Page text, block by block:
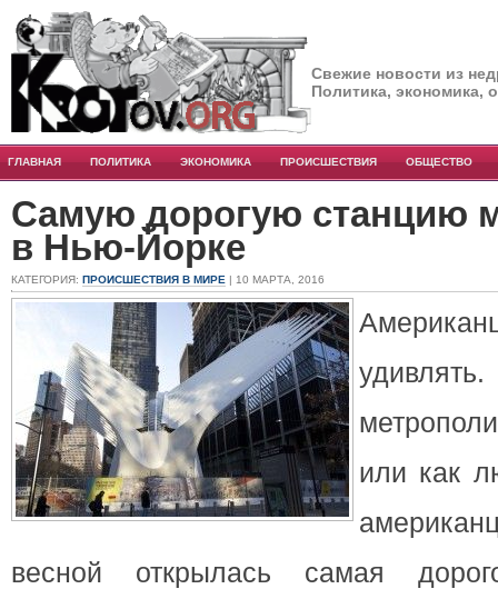
Свежие новости из
Политика, экономика,
ГЛАВНАЯ ПОЛИТИКА ЭКОНОМИКА ПРОИСШЕСТВИЯ ОБЩЕСТВО
Самую дорогую станцию
в Нью-Йорке
КАТЕГОРИЯ: ПРОИСШЕСТВИЯ В МИРЕ | 10 МАРТА, 2016
или как
весной открылась самая